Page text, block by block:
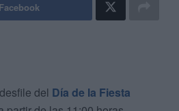
del Día de la Fiesta